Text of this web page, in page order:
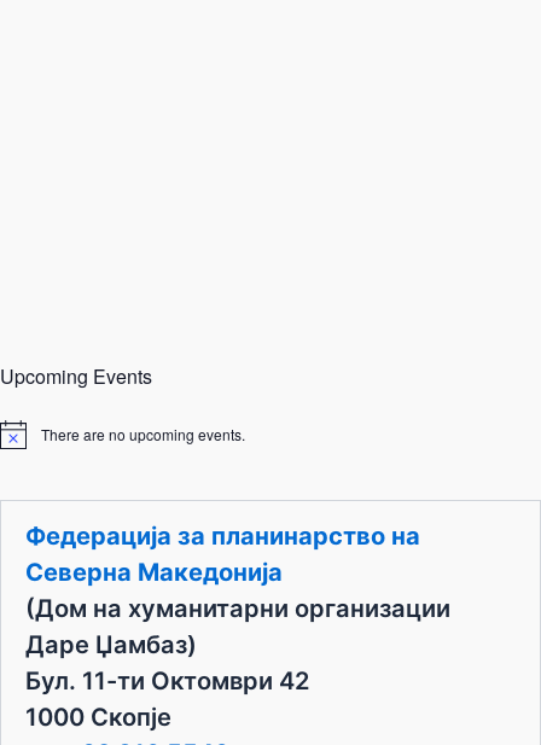
Upcoming Events
N
i
There are no upcoming events.
Федерација за планинарство на
Северна Македонија
(Дом на хуманитарни организации
Даре Џамбаз)
Бул. 11-ти Октомври 42
1000 Скопје